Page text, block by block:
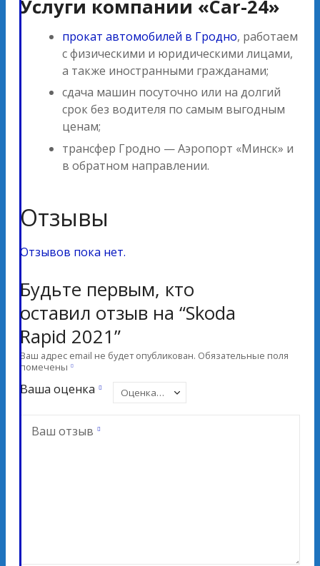
Услуги компании «Car-24»
прокат автомобилей в Гродно, работаем
с физическими и юридическими лицами,
а также иностранными гражданами;
сдача машин посуточно или на долгий
срок без водителя по самым выгодным
ценам;
трансфер Гродно — Аэропорт «Минск» и
в обратном направлении.
Отзывы
Отзывов пока нет.
Будьте первым, кто
оставил отзыв на “Skoda
Rapid 2021”
Ваш адрес email не будет опубликован. Обязательные поля
помечены
Ваша оценка
Ваш отзыв